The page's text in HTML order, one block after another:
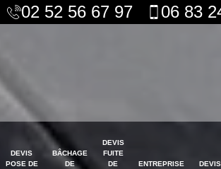
02 52 56 67 97 06 83
DEVIS
POSE DE
BÂCHAGE
DE
DEVIS
FUITE
DE
ENTREPRISE
DEVIS